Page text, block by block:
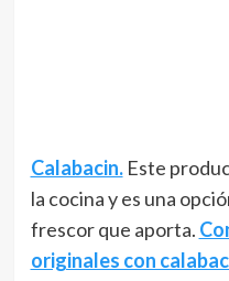
Calabacin. Este
la cocina y es una
frescor que aporta.
originales con